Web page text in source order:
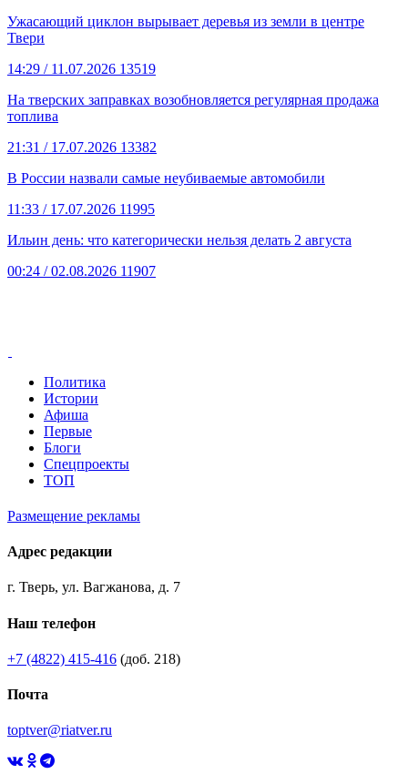
Ужасающий циклон вырывает деревья из земли в центре
Твери
14:29 / 11.07.2026 13519
На тверских заправках возобновляется регулярная продажа
топлива
21:31 / 17.07.2026 13382
В России назвали самые неубиваемые автомобили
11:33 / 17.07.2026 11995
Ильин день: что категорически нельзя делать 2 августа
00:24 / 02.08.2026 11907
Политика
Истории
Афиша
Первые
Блоги
Спецпроекты
ТОП
Размещение рекламы
Адрес редакции
г. Тверь, ул. Вагжанова, д. 7
Наш телефон
+7 (4822) 415-416 (доб. 218)
Почта
toptver@riatver.ru